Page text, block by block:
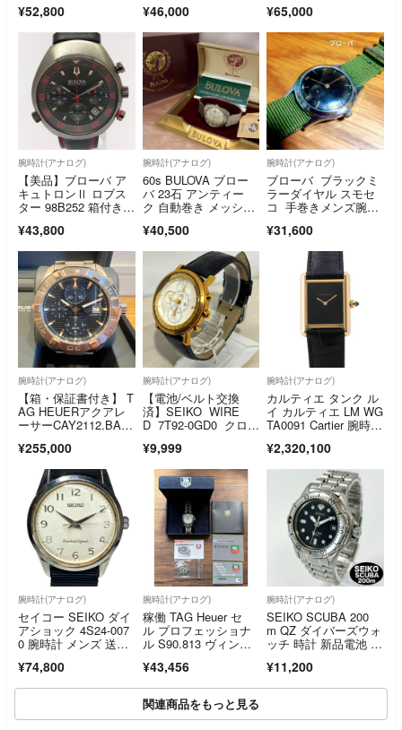
¥52,800 ¥46,000 ¥65,000
腕時計(アナログ)
【美品】ブローバ ア
キュトロンⅡ ロブス
ター 98B252 箱付きメ
¥43,800
腕時計(アナログ)
60s BULOVA ブロー
バ 23石 アンティー
ク 自動巻き メッシュ
¥40,500
腕時計(アナログ)
ブローバ ブラックミ
ラーダイヤル スモセ
コ 手巻きメンズ腕時
¥31,600
腕時計(アナログ)
【箱・保証書付き】 T
AG HEUERアクアレ
ーサーCAY2112.BA09
¥255,000
腕時計(アナログ)
【電池/ベルト交換
済】SEIKO WIRE
D 7T92-0GD0 クロノ
¥9,999
腕時計(アナログ)
カルティエ タンク ル
イ カルティエ LM WG
TA0091 Cartier 腕時
¥2,320,100
腕時計(アナログ)
セイコー SEIKO ダイ
アショック 4S24-007
0 腕時計 メンズ 送料
¥74,800
腕時計(アナログ)
稼働 TAG Heuer セ
ル プロフェッショナ
ル S90.813 ヴィンテ
¥43,456
腕時計(アナログ)
SEIKO SCUBA 200
m QZ ダイバーズウォ
ッチ 時計 新品電池 稼
¥11,200
関連商品をもっと見る